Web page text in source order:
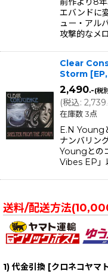
エバンドに
ュー・アル
攻撃的なメ
Clear
Storm
2,490.-(税
(税込: 2,739
在庫数 3点
E.N Young
ナンバリ
Youngとの
Vibes EP」
送料/配送方法
1) 代金引換 [クロネコヤマ